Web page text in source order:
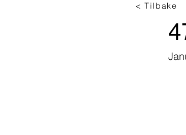
< Tilbake